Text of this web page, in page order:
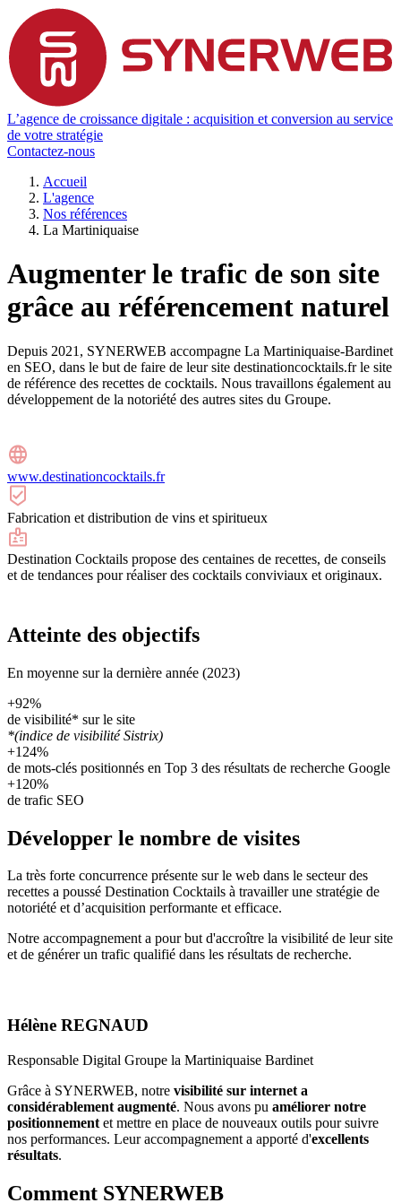
L’agence de croissance digitale : acquisition et conversion au service
de votre stratégie
Contactez-nous
Accueil
L'agence
Nos références
La Martiniquaise
Augmenter le trafic de son site
grâce au référencement naturel
Depuis 2021, SYNERWEB accompagne La Martiniquaise-Bardinet
en SEO, dans le but de faire de leur site destinationcocktails.fr le site
de référence des recettes de cocktails. Nous travaillons également au
développement de la notoriété des autres sites du Groupe.
www.destinationcocktails.fr
Fabrication et distribution de vins et spiritueux
Destination Cocktails propose des centaines de recettes, de conseils
et de tendances pour réaliser des cocktails conviviaux et originaux.
Atteinte des objectifs
En moyenne sur la dernière année (2023)
+92%
de visibilité* sur le site
*(indice de visibilité Sistrix)
+124%
de mots-clés positionnés en Top 3 des résultats de recherche Google
+120%
de trafic SEO
Développer le nombre de visites
La très forte concurrence présente sur le web dans le secteur des
recettes a poussé Destination Cocktails à travailler une stratégie de
notoriété et d’acquisition performante et efficace.
Notre accompagnement a pour but d'accroître la visibilité de leur site
et de générer un trafic qualifié dans les résultats de recherche.
Hélène REGNAUD
Responsable Digital Groupe la Martiniquaise Bardinet
Grâce à SYNERWEB, notre visibilité sur internet a
considérablement augmenté. Nous avons pu améliorer notre
positionnement et mettre en place de nouveaux outils pour suivre
nos performances. Leur accompagnement a apporté d'excellents
résultats.
Comment SYNERWEB